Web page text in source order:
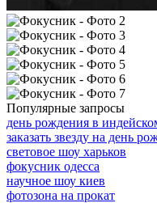
Популярные запросы
день рождения в
заказать звезду на день
световое шоу харьков
фокусник одесса
научное шоу киев
фотозона на прокат